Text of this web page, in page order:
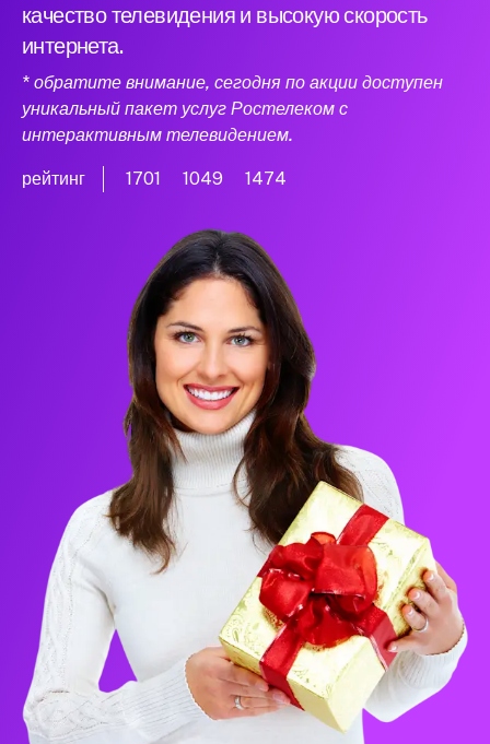
качество телевидения и высокую скорость
интернета.
* обратите внимание, сегодня по акции доступен
уникальный пакет услуг Ростелеком с
интерактивным телевидением.
рейтинг 1701 1049 1474